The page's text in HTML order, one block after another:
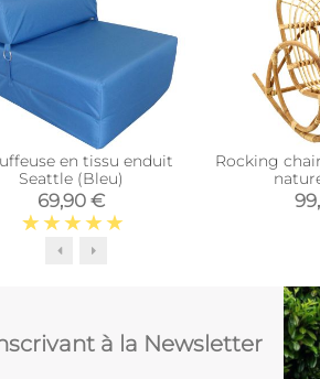
en tissu enduit
Seattle (Bleu)
69,90 €
Rocking
à la Newsletter